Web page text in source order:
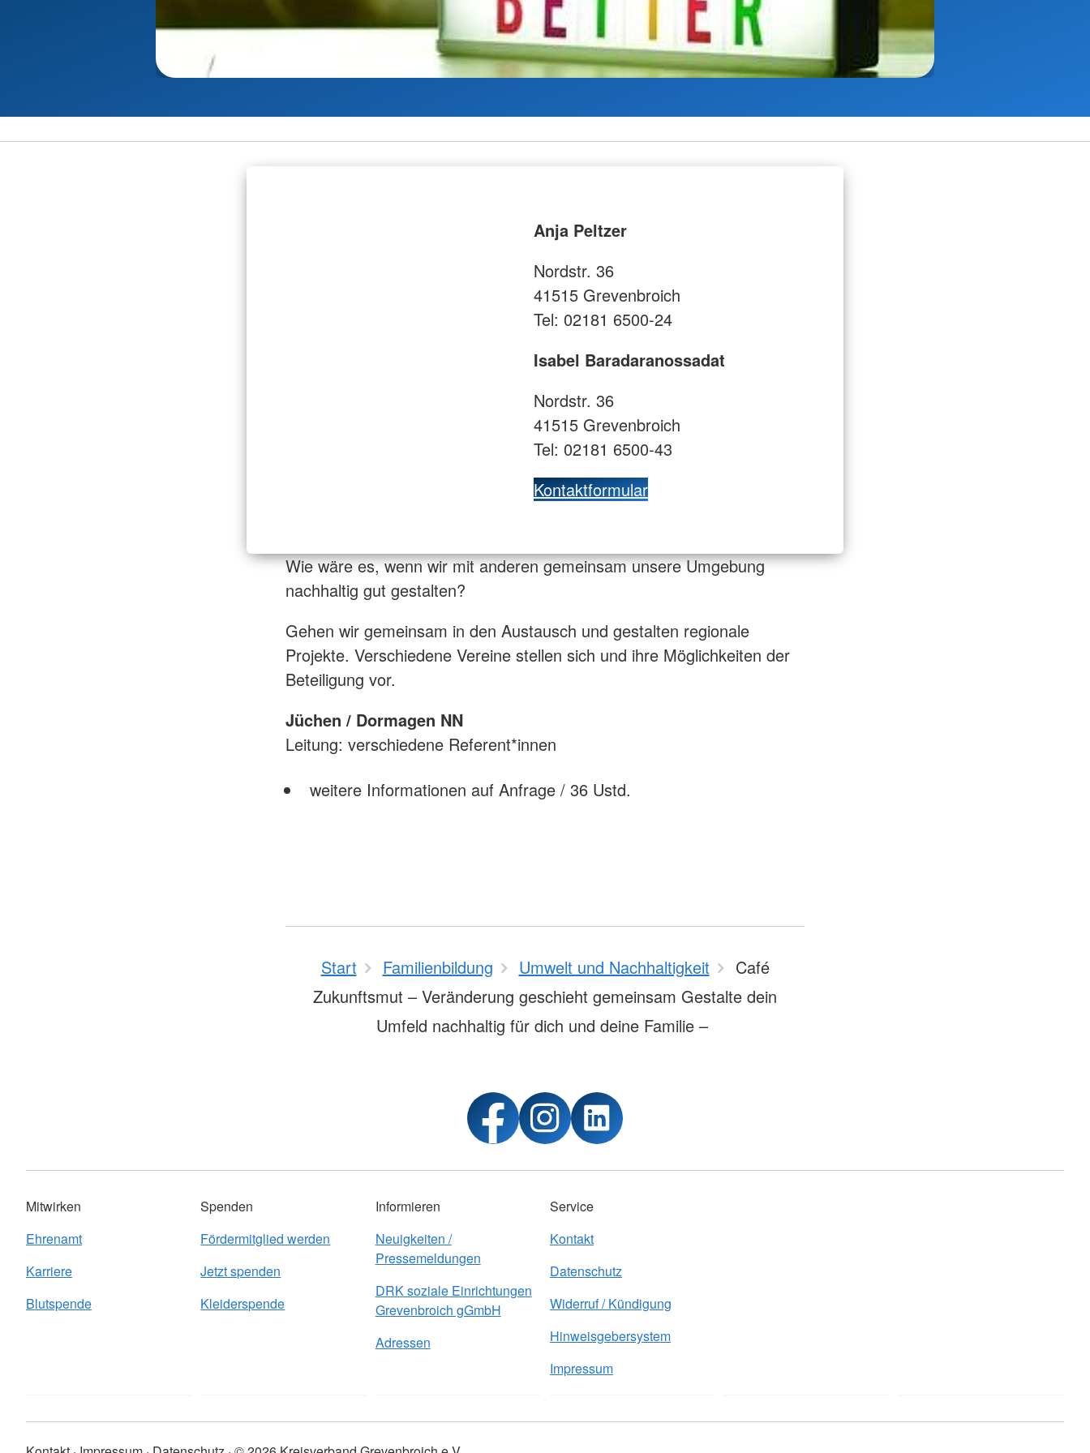
Anja Peltzer
Nordstr. 36
41515 Grevenbroich
Tel: 02181 6500-24
Isabel Baradaranossadat
Nordstr. 36
41515 Grevenbroich
Tel: 02181 6500-43
Kontaktformular
Wie wäre es, wenn wir mit anderen gemeinsam unsere Umgebung
nachhaltig gut gestalten?
Gehen wir gemeinsam in den Austausch und gestalten regionale
Projekte. Verschiedene Vereine stellen sich und ihre Möglichkeiten der
Beteiligung vor.
Jüchen / Dormagen NN
Leitung: verschiedene Referent*innen
weitere Informationen auf Anfrage / 36 Ustd.
Start Familienbildung Umwelt und Nachhaltigkeit
Café
Zukunftsmut – Veränderung geschieht gemeinsam Gestalte dein
Umfeld nachhaltig für dich und deine Familie –
Mitwirken
Ehrenamt
Karriere
Blutspende
Spenden
Fördermitglied werden
Jetzt spenden
Kleiderspende
Informieren
Neuigkeiten /
Pressemeldungen
DRK soziale Einrichtungen
Grevenbroich gGmbH
Adressen
Service
Kontakt
Datenschutz
Widerruf / Kündigung
Hinweisgebersystem
Impressum